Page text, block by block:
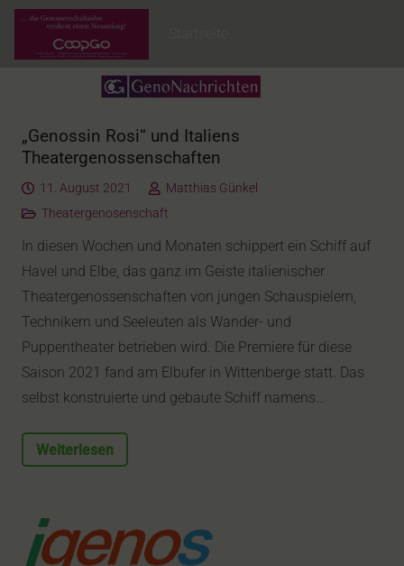
„Genossin Rosi“ und Italiens
Theatergenossenschaften
11. August 2021
Matthias Günkel
Theatergenosenschaft
In diesen Wochen und Monaten schippert ein Schiff auf
Havel und Elbe, das ganz im Geiste italienischer
Theatergenossenschaften von jungen Schauspielern,
Technikern und Seeleuten als Wander- und
Puppentheater betrieben wird. Die Premiere für diese
Saison 2021 fand am Elbufer in Wittenberge statt. Das
selbst konstruierte und gebaute Schiff namens…
Weiterlesen